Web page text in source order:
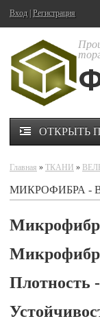
Вход Регистрация
ОТКРЫТЬ
Главная » ТКАНИ »
МИКРОФИБРА -
Плотность